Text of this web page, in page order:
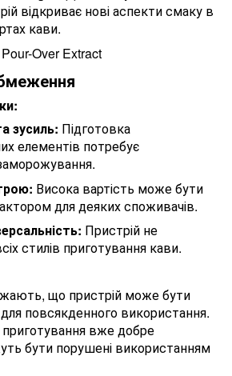
відкриває нові аспекти смаку в
кави.
зусиль: Підготовка
елементів потребує
Висока вартість може бути
для деяких споживачів.
Пристрій не
стилів приготування кави.
що пристрій може бути
повсякденного використання.
приготування вже добре
бути порушені використанням